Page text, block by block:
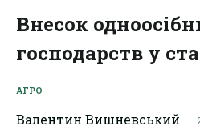
Внесок
господарств у
АГРО
Валентин Вишневський